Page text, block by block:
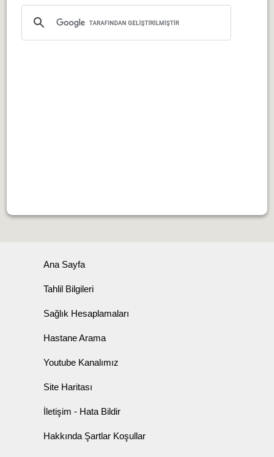
Ana Sayfa
Tahlil Bilgileri
Sağlık Hesaplamaları
Hastane Arama
Youtube Kanalımız
Site Haritası
İletişim - Hata Bildir
Hakkında Şartlar Koşullar